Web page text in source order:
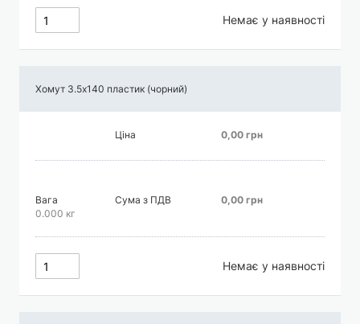
Немає у наявності
Хомут 3.5х140 пластик (чорний)
Ціна 0,00 грн
Вага
0.000 кг
Сума з ПДВ 0,00 грн
Немає у наявності